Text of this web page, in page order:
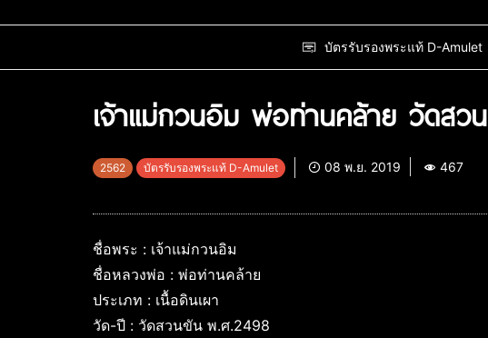
บัตรรับรองพระแท้ D-Amulet
เจ้าแม่กวนอิม พ่อท่านคล้าย วัดสว
2562 บัตรรับรองพระแท้ D-Amulet 08 พ.ย. 2019 467
ชื่อพระ : เจ้าแม่กวนอิม
ชื่อหลวงพ่อ : พ่อท่านคล้าย
ประเภท : เนื้อดินเผา
วัด-ปี : วัดสวนขัน พ.ศ.2498